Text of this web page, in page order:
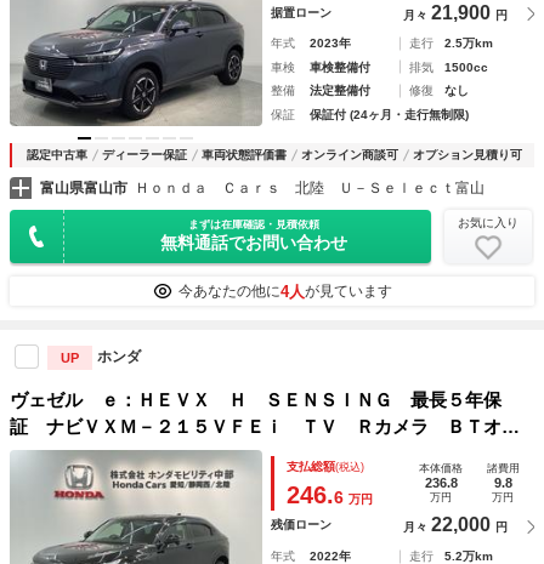
据置ローン 月々 21,900 円
年式 2023年 走行
2.5万km
車検
車検整備付 排気
1500cc
整備
法定整備付 修復
なし
保証
保証付 (24ヶ月・走行無制限)
認定中古車 ディーラー保証 車両状態評価書 オンライン商談可 オプション見積り可
富山県富山市 Ｈｏｎｄａ Ｃａｒｓ 北陸 Ｕ－Ｓｅｌｅｃｔ富山
まずは在庫確認・見積依頼
無料通話でお問い合わせ
お気に入り
今あなたの他に4人が見ています
UP ホンダ
ヴェゼル ｅ：ＨＥＶＸ Ｈ ＳＥＮＳＩＮＧ 最長５年保
証 ナビＶＸＭ－２１５ＶＦＥｉ ＴＶ Ｒカメラ ＢＴオ－
ディオ ＤＶＤ ＥＴＣ ＬＥＤライト ＶＳＡ シ－トヒ－
タ－ クルコン アルミ スマ－トキ－ 盗難防止装置 ＡＡ
支払総額(税込)
246.6 万円
本体価格
236.8
万円
諸費用
9.8
万円
残価ローン 月々 22,000 円
年式 2022年 走行
5.2万km